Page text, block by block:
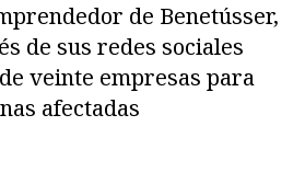
de Benetússer,
de sus redes sociales
veinte empresas para
afectadas